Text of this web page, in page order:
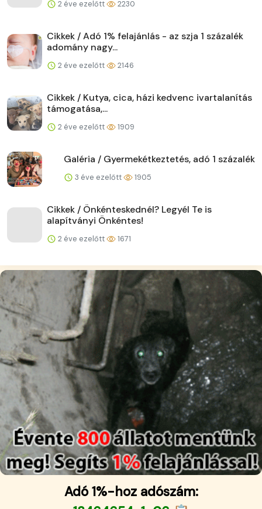
2 éve ezelőtt 2230
Cikkek / Adó 1% felajánlás - az szja 1 százalék
adomány nagy...
2 éve ezelőtt 2146
Cikkek / Kutya, cica, házi kedvenc ivartalanítás
támogatása,...
2 éve ezelőtt 1909
Galéria / Gyermekétkeztetés, adó 1 százalék
3 éve ezelőtt 1905
Cikkek / Önkénteskednél? Legyél Te is
alapítványi Önkéntes!
2 éve ezelőtt 1671
Adó 1%-hoz adószám: